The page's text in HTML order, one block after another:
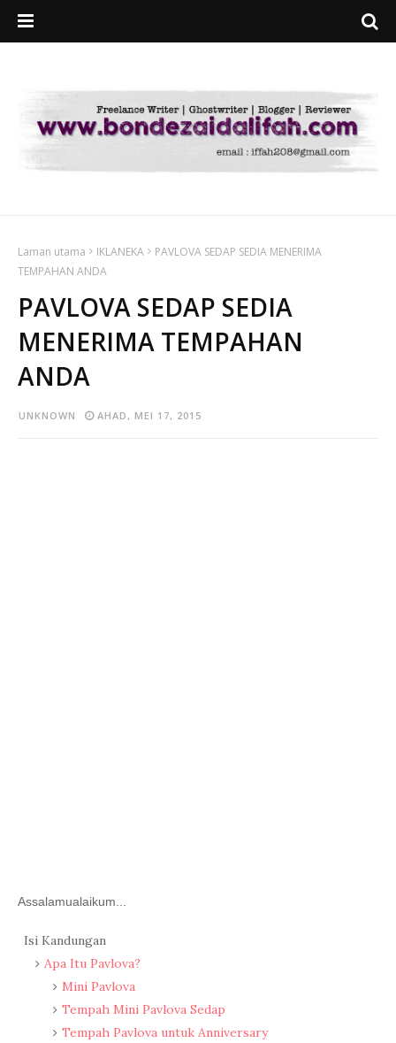
Laman utama IKLANEKA
PAVLOVA SEDAP SEDIA MENERIMA
TEMPAHAN ANDA
PAVLOVA SEDAP SEDIA
MENERIMA TEMPAHAN
ANDA
UNKNOWN AHAD, MEI 17, 2015
Assalamualaikum...
Isi Kandungan
Apa Itu Pavlova?
Mini Pavlova
Tempah Mini Pavlova Sedap
Tempah Pavlova untuk Anniversary